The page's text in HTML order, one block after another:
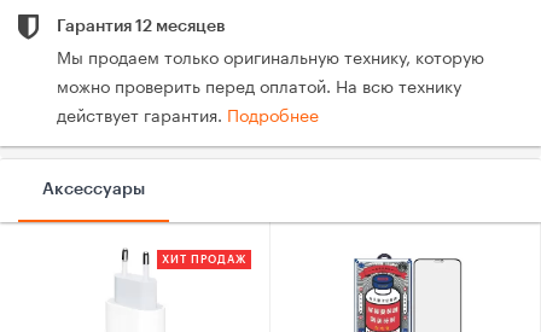
Гарантия 12 месяцев
Мы продаем только оригинальную технику, которую
можно проверить перед оплатой. На всю технику
действует гарантия. Подробнее
Аксессуары
ХИТ ПРОДАЖ